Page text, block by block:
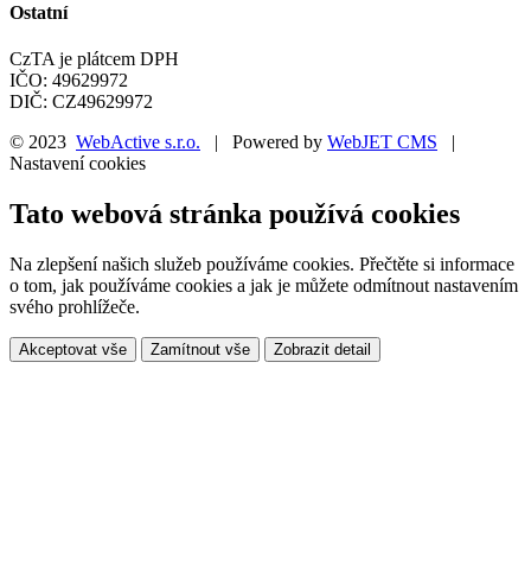
Ostatní
CzTA je plátcem DPH
IČO: 49629972
DIČ: CZ49629972
© 2023 WebActive s.r.o. | Powered by WebJET CMS |
Nastavení cookies
Tato webová stránka používá cookies
Na zlepšení našich služeb používáme cookies. Přečtěte si informace
o tom, jak používáme cookies a jak je můžete odmítnout nastavením
svého prohlížeče.
Akceptovat vše Zamítnout vše Zobrazit detail